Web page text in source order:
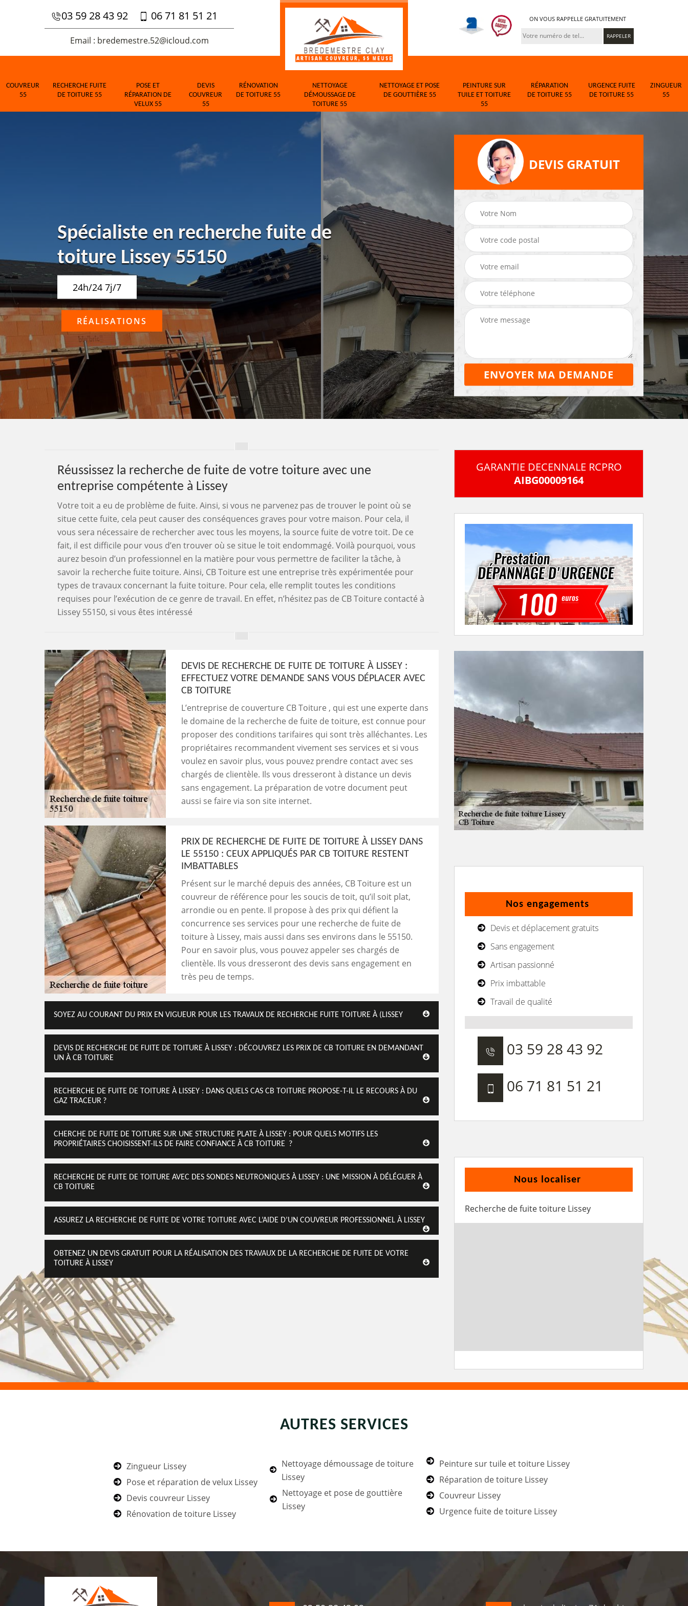
03 59 28 43 92 06 71 81 51 21
Email : bredemestre.52@icloud.com
ON VOUS RAPPELLE GRATUITEMENT
COUVREUR
55
RECHERCHE FUITE
DE TOITURE 55
POSE ET
RÉPARATION DE
VELUX 55
DEVIS
COUVREUR
55
RÉNOVATION
DE TOITURE 55
NETTOYAGE
DÉMOUSSAGE DE
TOITURE 55
NETTOYAGE ET POSE
DE GOUTTIÈRE 55
PEINTURE SUR
TUILE ET TOITURE
55
RÉPARATION
DE TOITURE 55
URGENCE FUITE
DE TOITURE 55
ZINGUEUR
55
Spécialiste en recherche fuite de
toiture Lissey 55150
24h/24 7j/7
RÉALISATIONS
DEVIS GRATUIT
Réussissez la recherche de fuite de votre toiture avec une
entreprise compétente à Lissey
Votre toit a eu de problème de fuite. Ainsi, si vous ne parvenez pas de trouver le point où se
situe cette fuite, cela peut causer des conséquences graves pour votre maison. Pour cela, il
vous sera nécessaire de rechercher avec tous les moyens, la source fuite de votre toit. De ce
fait, il est difficile pour vous d’en trouver où se situe le toit endommagé. Voilà pourquoi, vous
aurez besoin d’un professionnel en la matière pour vous permettre de faciliter la tâche, à
savoir la recherche fuite toiture. Ainsi, CB Toiture est une entreprise très expérimentée pour
types de travaux concernant la fuite toiture. Pour cela, elle remplit toutes les conditions
requises pour l’exécution de ce genre de travail. En effet, n’hésitez pas de CB Toiture contacté à
Lissey 55150, si vous êtes intéressé
DEVIS DE RECHERCHE DE FUITE DE TOITURE À LISSEY :
EFFECTUEZ VOTRE DEMANDE SANS VOUS DÉPLACER AVEC
CB TOITURE
L’entreprise de couverture CB Toiture , qui est une experte dans
le domaine de la recherche de fuite de toiture, est connue pour
proposer des conditions tarifaires qui sont très alléchantes. Les
propriétaires recommandent vivement ses services et si vous
voulez en savoir plus, vous pouvez prendre contact avec ses
chargés de clientèle. Ils vous dresseront à distance un devis
sans engagement. La préparation de votre document peut
aussi se faire via son site internet.
PRIX DE RECHERCHE DE FUITE DE TOITURE À LISSEY DANS
LE 55150 : CEUX APPLIQUÉS PAR CB TOITURE RESTENT
IMBATTABLES
Présent sur le marché depuis des années, CB Toiture est un
couvreur de référence pour les soucis de toit, qu’il soit plat,
arrondie ou en pente. Il propose à des prix qui défient la
concurrence ses services pour une recherche de fuite de
toiture à Lissey, mais aussi dans ses environs dans le 55150.
Pour en savoir plus, vous pouvez appeler ses chargés de
clientèle. Ils vous dresseront des devis sans engagement en
très peu de temps.
SOYEZ AU COURANT DU PRIX EN VIGUEUR POUR LES TRAVAUX DE RECHERCHE FUITE TOITURE À (LISSEY
DEVIS DE RECHERCHE DE FUITE DE TOITURE À LISSEY : DÉCOUVREZ LES PRIX DE CB TOITURE EN DEMANDANT
UN À CB TOITURE
RECHERCHE DE FUITE DE TOITURE À LISSEY : DANS QUELS CAS CB TOITURE PROPOSE-T-IL LE RECOURS À DU
GAZ TRACEUR ?
CHERCHE DE FUITE DE TOITURE SUR UNE STRUCTURE PLATE À LISSEY : POUR QUELS MOTIFS LES
PROPRIÉTAIRES CHOISISSENT-ILS DE FAIRE CONFIANCE À CB TOITURE ?
RECHERCHE DE FUITE DE TOITURE AVEC DES SONDES NEUTRONIQUES À LISSEY : UNE MISSION À DÉLÉGUER À
CB TOITURE
ASSUREZ LA RECHERCHE DE FUITE DE VOTRE TOITURE AVEC L’AIDE D’UN COUVREUR PROFESSIONNEL À LISSEY
OBTENEZ UN DEVIS GRATUIT POUR LA RÉALISATION DES TRAVAUX DE LA RECHERCHE DE FUITE DE VOTRE
TOITURE À LISSEY
GARANTIE DECENNALE RCPRO
AIBG00009164
Nos engagements
Devis et déplacement gratuits
Sans engagement
Artisan passionné
Prix imbattable
Travail de qualité
03 59 28 43 92
06 71 81 51 21
Nous localiser
Recherche de fuite toiture Lissey
AUTRES SERVICES
Zingueur Lissey
Pose et réparation de velux Lissey
Devis couvreur Lissey
Rénovation de toiture Lissey
Nettoyage démoussage de toiture
Lissey
Nettoyage et pose de gouttière
Lissey
Peinture sur tuile et toiture Lissey
Réparation de toiture Lissey
Couvreur Lissey
Urgence fuite de toiture Lissey